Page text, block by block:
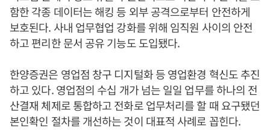
함한 각종 데이터는 해킹 등 외부 공격으로부터 안전하게
보호된다. 사내 업무협업 강화를 위해 임직원 사이의 안전
하고 편리한 문서 공유 기능도 도입됐다.
한양증권은 영업점 창구 디지털화 등 영업환경 혁신도 추진
하고 있다. 영업점의 수십 개가 넘는 일일 업무를 하나의 전
산결재 체제로 통합하고 전화로 업무처리를 할 때 요구됐던
본인확인 절차를 개선하는 것이 대표적 사례로 꼽힌다.